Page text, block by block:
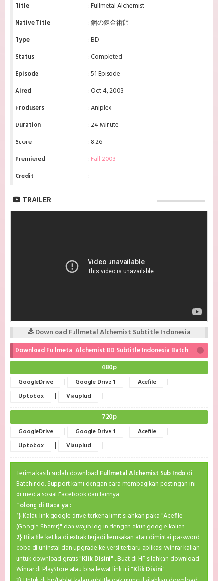
Title
: Fullmetal Alchemist
Native Title
: 鋼の錬金術師
Type
: BD
Status
: Completed
Episode
: 51 Episode
Aired
: Oct 4, 2003
Produsers
: Aniplex
Duration
: 24 Minute
Score
: 8.26
Premiered
: Fall 2003
Credit
:
TRAILER
Download Fullmetal Alchemist Subtitle Indonesia
Download Fullmetal Alchemist BD Subtitle Indonesia Batch
480p
GoogleDrive | Google Drive 1 | Acefile |
Uptobox | Viauplud |
720p
GoogleDrive | Google Drive 1 | Acefile |
Uptobox | Viauplud |
Terima kasih sudah download Fullmetal Alchemist Sub Indodi
Batchindo. Support kami dengan cara membagikan postingan ini
di media sosial Facebook dan lainnya
Tolong di Baca ya :
1} Kalau link google drive terkena limit silahkan paka "Acefile
(Google Sharer)" dan wajib log in dengan akun google kalian.
2} Bila file ketika di extrak terjadi kerusakan atau dimintai password
coba di uninstal dan upgrade ke versi terbaru aplikasi Winrar kalian
untuk download gratis "Klik Disini" . Buat di HP silahkan download
Winrar di PlayStore atau bisa lewat link ini "Klik Disini" .